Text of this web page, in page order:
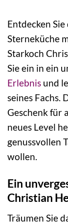
Entdecken
Sterneküche
Starkoch
Sie ein in ein
Erlebnis und
seines Fachs.
Geschenk für
neues Level
genussvollen
wollen.
Ein
Christian
Träumen Sie